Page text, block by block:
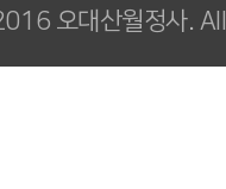
오대산월정사.